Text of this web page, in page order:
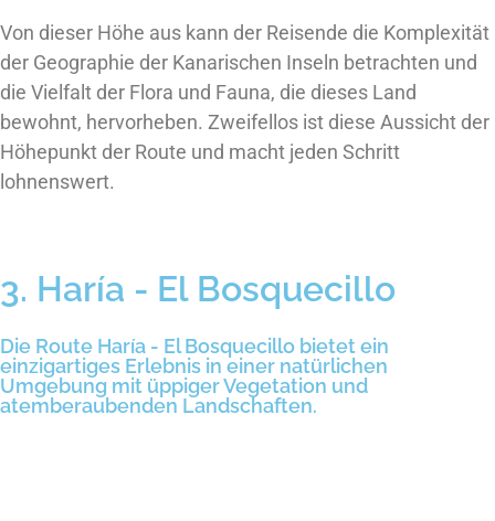
Von dieser Höhe aus kann der Reisende die Komplexität
der Geographie der Kanarischen Inseln betrachten und
die Vielfalt der Flora und Fauna, die dieses Land
bewohnt, hervorheben. Zweifellos ist diese Aussicht der
Höhepunkt der Route und macht jeden Schritt
lohnenswert.
3. Haría - El Bosquecillo
Die Route Haría - El Bosquecillo bietet ein
einzigartiges Erlebnis in einer natürlichen
Umgebung mit üppiger Vegetation und
atemberaubenden Landschaften.